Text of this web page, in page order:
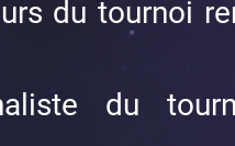
du tournoi
du